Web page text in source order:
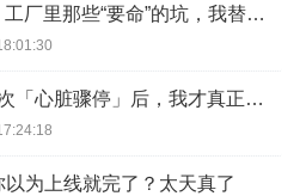
数字化转型：工厂里那些“要命”的坑，我替你踩过了
SCADA：那次「心脏骤停」后，我才真正搞懂监控系统
以为上线就完了？太天真了